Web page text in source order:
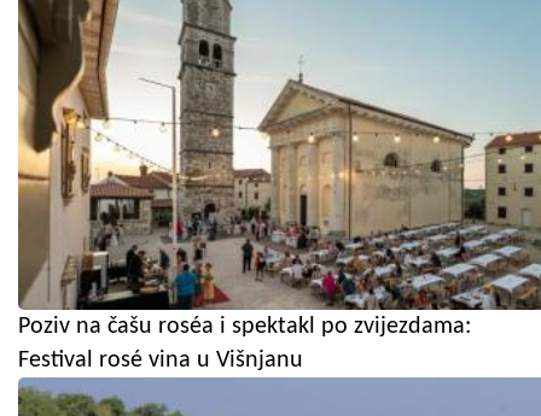
Poziv na čašu roséa i spektakl po zvijezdama:
Festival rosé vina u Višnjanu